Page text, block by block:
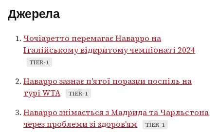
Джерела
Чочіаретто перемагає Наварро на
Італійському відкритому чемпіонаті 2024
TIER-1
Наварро зазнає п'ятої поразки поспіль на
турі WTA
TIER-1
Наварро знімається з Мадрида та Чарльстона
через проблеми зі здоров'ям
TIER-1